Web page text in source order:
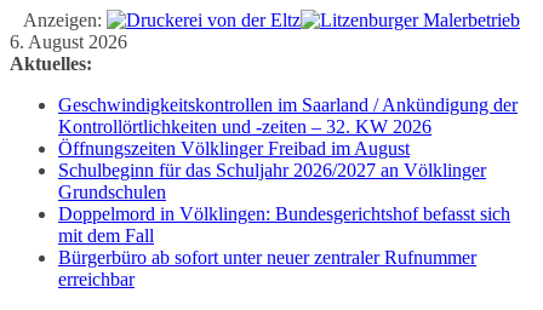
Anzeigen:
Zum
Inhalt
6. August 2026
Aktuelles:
Geschwindigkeitskontrollen im Saarland / Ankündigung der
Kontrollörtlichkeiten und -zeiten – 32. KW 2026
Öffnungszeiten Völklinger Freibad im August
Schulbeginn für das Schuljahr 2026/2027 an Völklinger
Grundschulen
Doppelmord in Völklingen: Bundesgerichtshof befasst sich
mit dem Fall
Bürgerbüro ab sofort unter neuer zentraler Rufnummer
erreichbar